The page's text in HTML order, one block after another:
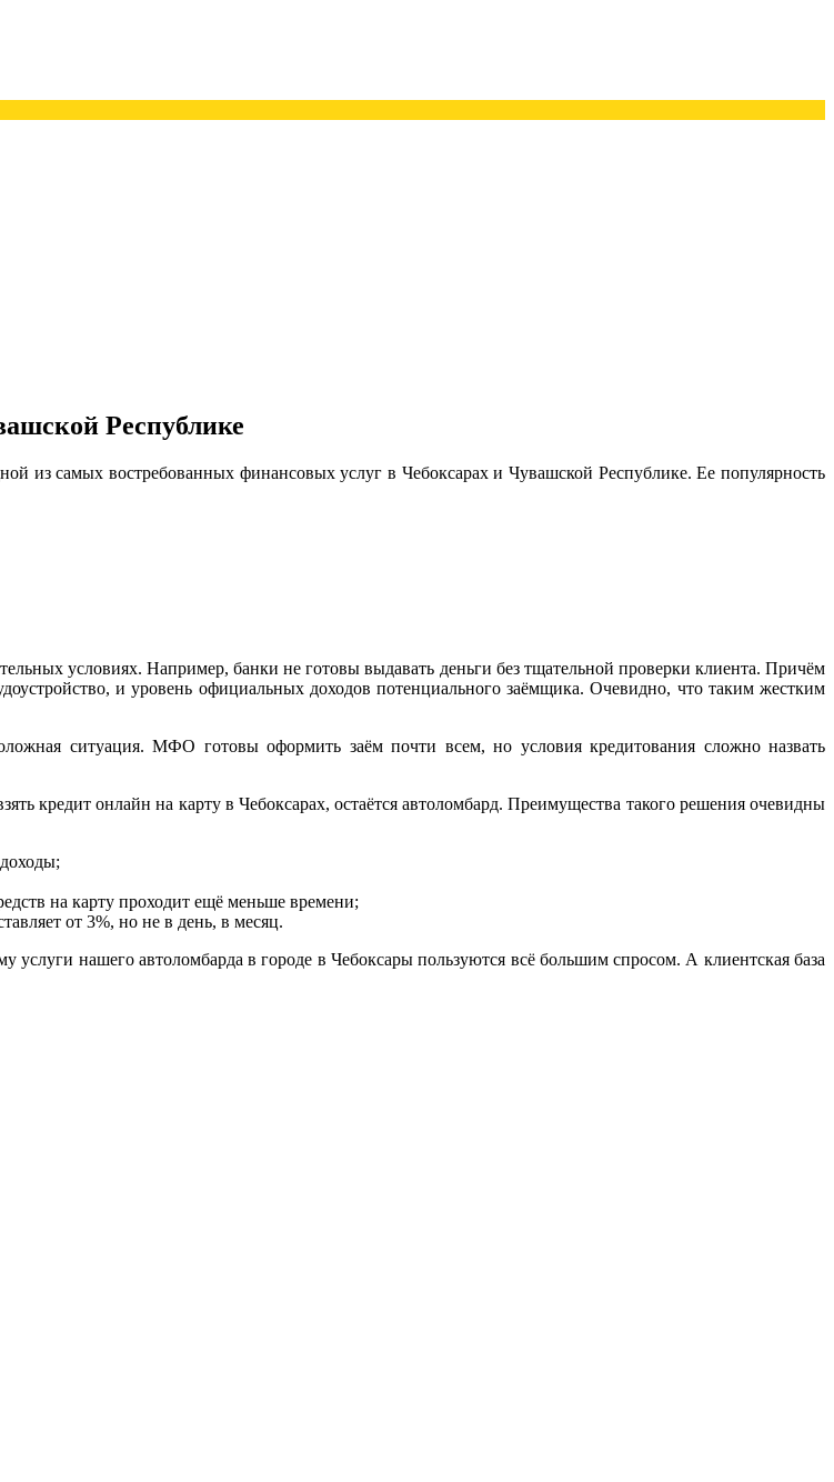
Республике
из самых востребованных финансовых услуг в Чебоксарах и Чувашской Республике. Ее популярность
условиях. Например, банки не готовы выдавать деньги без тщательной проверки клиента. Причём
и уровень официальных доходов потенциального заёмщика. Очевидно, что таким жестким
ситуация. МФО готовы оформить заём почти всем, но условия кредитования сложно назвать
кредит онлайн на карту в Чебоксарах, остаётся автоломбард. Преимущества такого решения очевидны
на карту проходит ещё меньше времени;
от 3%, но не в день, в месяц.
нашего автоломбарда в городе в Чебоксары пользуются всё большим спросом. А клиентская база